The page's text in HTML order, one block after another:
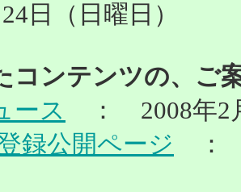
日（日曜日）
コンテンツの、ご
ース
： 2008年2
録公開ページ ：